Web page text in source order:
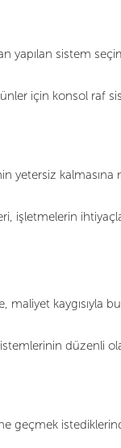
yapılan sistem
için konsol raf
kalmasına
işletmelerin
kaygısıyla
düzenli